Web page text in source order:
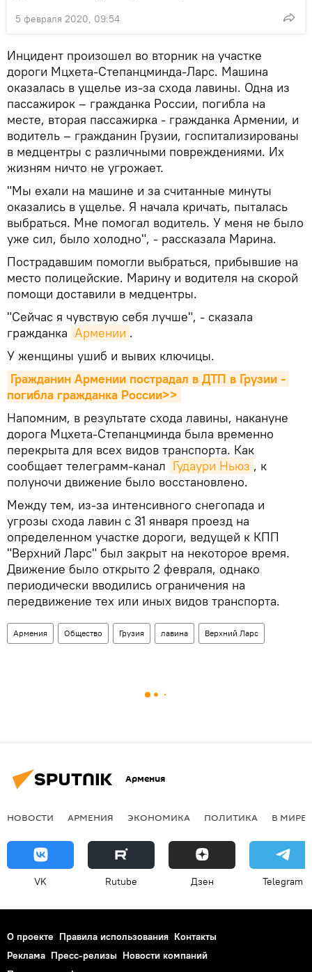
5 февраля 2020, 09:54
Инцидент произошел во вторник на участке
дороги Мцхета-Степанцминда-Ларс. Машина
оказалась в ущелье из-за схода лавины. Одна из
пассажирок – гражданка России, погибла на
месте, вторая пассажирка - гражданка Армении, и
водитель – гражданин Грузии, госпитализированы
в медцентры с различными повреждениями. Их
жизням ничто не угрожает.
"Мы ехали на машине и за считанные минуты
оказались в ущелье. Я начала кричать, пыталась
выбраться. Мне помогал водитель. У меня не было
уже сил, было холодно", - рассказала Марина.
Пострадавшим помогли выбраться, прибывшие на
место полицейские. Марину и водителя на скорой
помощи доставили в медцентры.
"Сейчас я чувствую себя лучше", - сказала
гражданка Армении .
У женщины ушиб и вывих ключицы.
Гражданин Армении пострадал в ДТП в Грузии -
погибла гражданка России>>
Напомним, в результате схода лавины, накануне
дорога Мцхета-Степанцминда была временно
перекрыта для всех видов транспорта. Как
сообщает телеграмм-канал Гудаури Ньюз , к
полуночи движение было восстановлено.
Между тем, из-за интенсивного снегопада и
угрозы схода лавин с 31 января проезд на
определенном участке дороги, ведущей к КПП
"Верхний Ларс" был закрыт на некоторое время.
Движение было открыто 2 февраля, однако
периодически вводились ограничения на
передвижение тех или иных видов транспорта.
Армения Общество Грузия лавина Верхний Ларс
Армения
НОВОСТИ АРМЕНИЯ ЭКОНОМИКА ПОЛИТИКА В МИРЕ
VK Rutube Дзен Telegram
О проекте Правила использования Контакты
Реклама Пресс-релизы Новости компаний